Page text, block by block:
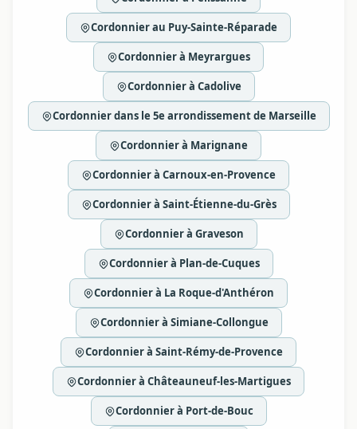
Cordonnier au Puy-Sainte-Réparade
Cordonnier à Meyrargues
Cordonnier à Cadolive
Cordonnier dans le 5e arrondissement de Marseille
Cordonnier à Marignane
Cordonnier à Carnoux-en-Provence
Cordonnier à Saint-Étienne-du-Grès
Cordonnier à Graveson
Cordonnier à Plan-de-Cuques
Cordonnier à La Roque-d'Anthéron
Cordonnier à Simiane-Collongue
Cordonnier à Saint-Rémy-de-Provence
Cordonnier à Châteauneuf-les-Martigues
Cordonnier à Port-de-Bouc